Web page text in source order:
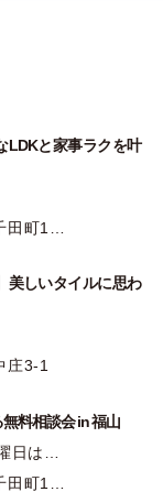
LDKと家事ラクを叶
田町1…
美しいタイルに思わ
庄3-1
無料相談会 in 福山
日は…
田町1…